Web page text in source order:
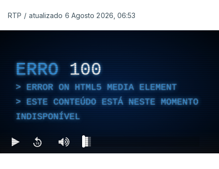
RTP / atualizado 6 Agosto 2026, 06:53
ERRO 100
ERROR ON HTML5 MEDIA ELEMENT
ESTE CONTEÚDO ESTÁ NESTE MOMENTO
INDISPONÍVEL